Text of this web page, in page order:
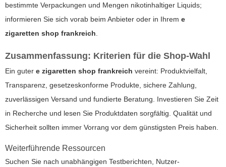
bestimmte Verpackungen und Mengen nikotinhaltiger Liquids;
informieren Sie sich vorab beim Anbieter oder in Ihrem e
zigaretten shop frankreich
Zusammenfassung: Kriterien für die Shop-Wahl
Ein guter e zigaretten shop frankreich vereint: Produktvielfalt,
Transparenz, gesetzeskonforme Produkte, sichere Zahlung,
zuverlässigen Versand und fundierte Beratung. Investieren Sie Zeit
in Recherche und lesen Sie Produktdaten sorgfältig. Qualität und
Sicherheit sollten immer Vorrang vor dem günstigsten Preis haben.
Weiterführende Ressourcen
Suchen Sie nach unabhängigen Testberichten, Nutzer-